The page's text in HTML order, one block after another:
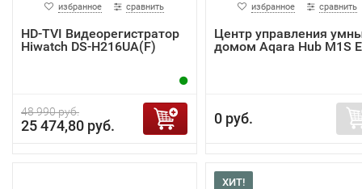
избранное сравнить
HD-TVI Видеорегистратор
Hiwatch DS-H216UA(F)
48 990 руб.
25 474,80 руб.
избранное сравнить
Центр управления
домом Aqara Hub M1S
0 руб.
ХИТ!